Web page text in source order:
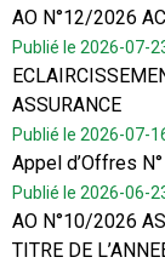
AO N°12/2026
Publié le 2026-07-
ASSURANCE
Publié le 2026-07-
Appel d’Offres
Publié le 2026-06-
AO N°10/2026
TITRE DE